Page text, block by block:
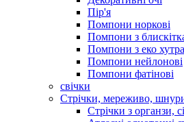
Пір'я
Помпони норкові
Помпони з
Помпони з еко хутра
Помпони нейлонові
Помпони фатінові
свічки
Стрічки, мереживо,
Стрічки з органзи,